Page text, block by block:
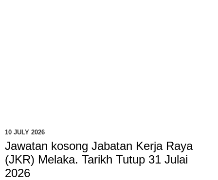
10 JULY 2026
Jawatan kosong Jabatan Kerja Raya
(JKR) Melaka. Tarikh Tutup 31 Julai
2026